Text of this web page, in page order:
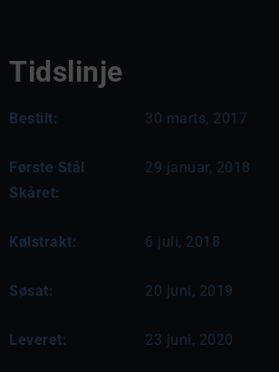
Tidslinje
Bestilt: 30 marts, 2017
Første Stål
Skåret:
29 januar, 2018
Kølstrakt: 6 juli, 2018
Søsat: 20 juni, 2019
Leveret: 23 juni, 2020